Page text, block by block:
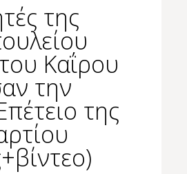
της
Καΐρου
την
της